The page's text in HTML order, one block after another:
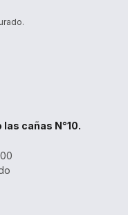
las cañas N°10.